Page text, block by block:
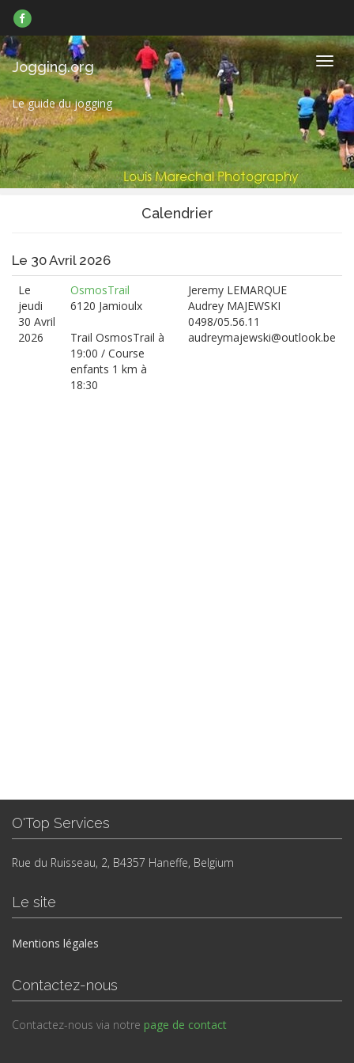
sur
Facebook
Jogging.org
Le guide du jogging
Calendrier
Le 30 Avril 2026
Le
jeudi
30 Avril
2026
OsmosTrail
6120 Jamioulx
Trail OsmosTrail à
19:00 / Course
enfants 1 km à
18:30
Jeremy LEMARQUE
Audrey MAJEWSKI
0498/05.56.11
audreymajewski@outlook.be
O'Top Services
Rue du Ruisseau, 2, B4357 Haneffe, Belgium
Le site
Mentions légales
Contactez-nous
Contactez-nous via notre page de contact